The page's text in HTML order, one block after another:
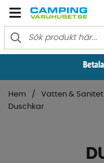
Hem Vatten & Sanitet
Duschkar